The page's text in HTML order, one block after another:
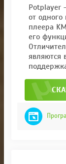
Potplayer
от
плеера
его
являются